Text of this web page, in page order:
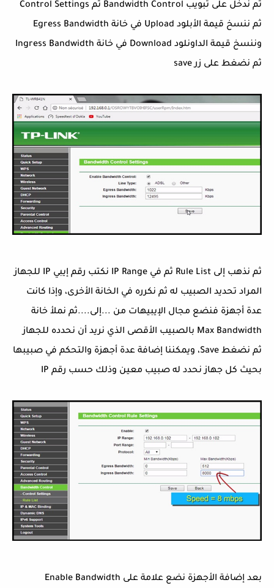
ثم ندخل على تبويب Bandwidth Control ثم Control Settings
ثم ننسخ قيمة الأبلود Upload في خانة Egress Bandwidth
وننسخ قيمة الداونلود Download في خانة Ingress Bandwidth
ثم نضغط على زر save
ثم نذهب إلى Rule List ثم في IP Range نكتب رقم إيبي IP للجهاز
المراد تحديد الصبيب له ثم نكرره في الخانة الأخرى، وإذا كانت
عدة أجهزة فنضع مجال الإيبيهات من ...إلى....ثم نملأ خانة
Max Bandwidth بالصبيب الأقصى الذي نريد أن نحدده للجهاز
ثم نضغط Save، ويمكننا إضافة عدة أجهزة والتحكم في صبيبها
بحيث كل جهاز نحدد له صبيب معين وذلك حسب رقم IP
بعد إضافة الأجهزة نضع علامة على Enable Bandwidth